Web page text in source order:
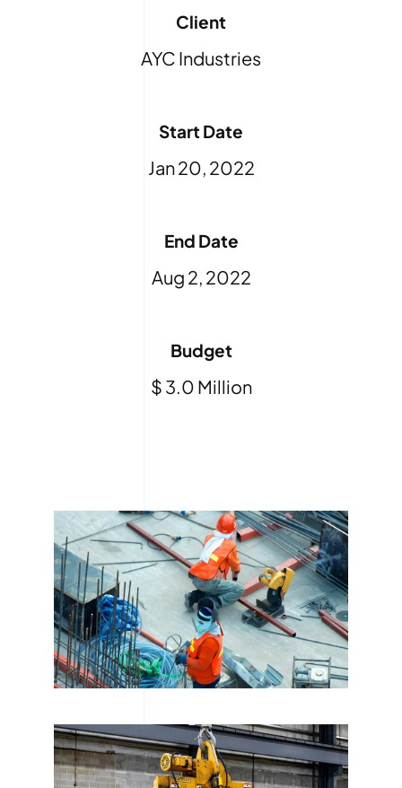
Client
AYC Industries
Start Date
Jan 20, 2022
End Date
Aug 2, 2022
Budget
$ 3.0 Million